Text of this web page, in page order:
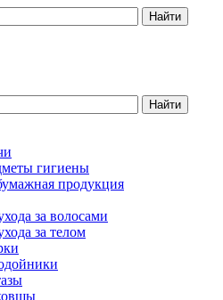
Найти
Найти
гигиены
продукция
за волосами
за телом